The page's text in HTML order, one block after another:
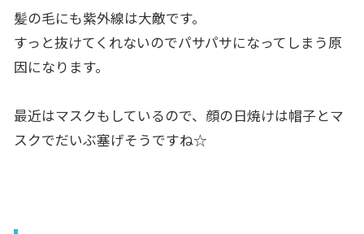
髪の毛にも紫外線は大敵です。
すっと抜けてくれないのでパサパサになってしまう原
因になります。
最近はマスクもしているので、顔の日焼けは帽子とマ
スクでだいぶ塞げそうですね☆